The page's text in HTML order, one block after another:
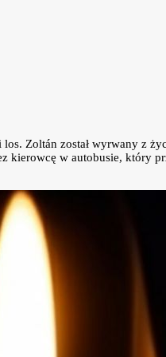
Zoltán został wyrwany z
kierowcę w autobusie, który